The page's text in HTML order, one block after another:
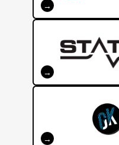
→
→
→
GESTIÓN